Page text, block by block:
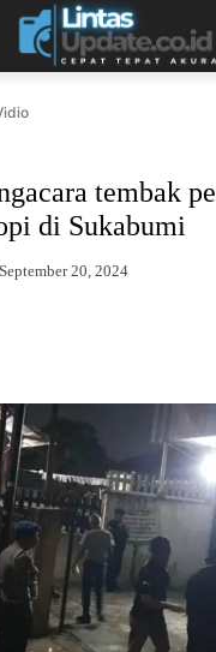
tembak
di Sukabumi
September 20, 2024